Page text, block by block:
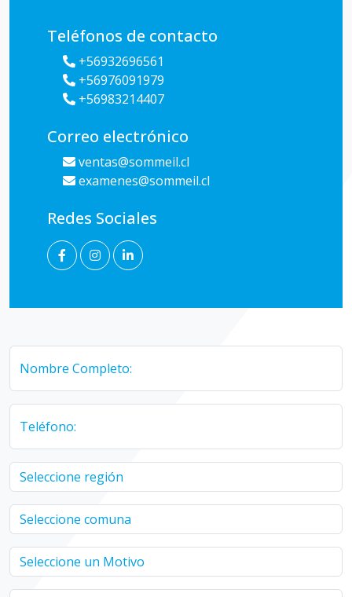
Teléfonos de contacto
+56932696561
+56976091979
+56983214407
Correo electrónico
ventas@sommeil.cl
examenes@sommeil.cl
Redes Sociales
Nombre Completo:
Teléfono: